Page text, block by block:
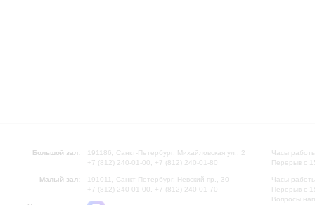
Большой зал:
191186, Санкт-Петербург, Михайловская ул., 2
+7 (812) 240-01-00, +7 (812) 240-01-80
Малый зал:
191011, Санкт-Петербург, Невский пр., 30
+7 (812) 240-01-00, +7 (812) 240-01-70
Часы
Перерыв с
Часы
Перерыв с
Вопросы